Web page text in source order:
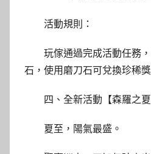
活動規則：
玩傢通過完成活動任務
石，使用磨刀石可兌換珍稀獎
四、全新活動【森羅之夏
夏至，陽氣最盛。